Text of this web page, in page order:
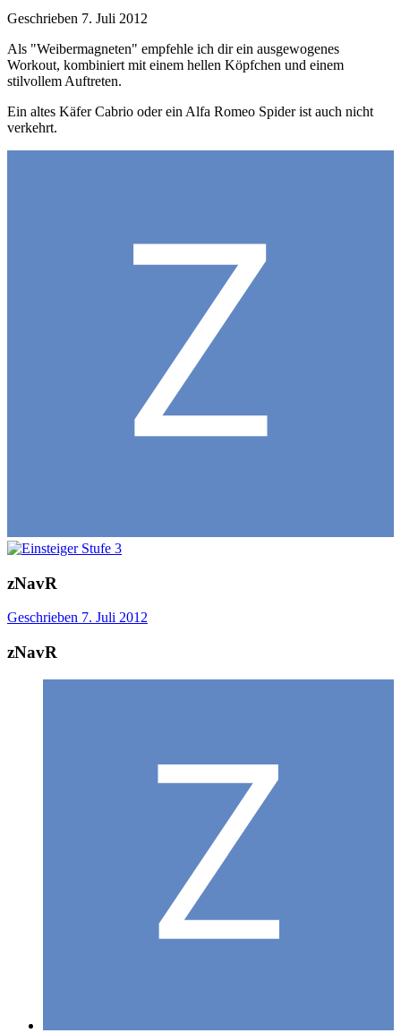
Geschrieben 7. Juli 2012
Als "Weibermagneten" empfehle ich dir ein ausgewogenes
Workout, kombiniert mit einem hellen Köpfchen und einem
stilvollem Auftreten.
Ein altes Käfer Cabrio oder ein Alfa Romeo Spider ist auch nicht
verkehrt.
zNavR
Geschrieben 7. Juli 2012
zNavR